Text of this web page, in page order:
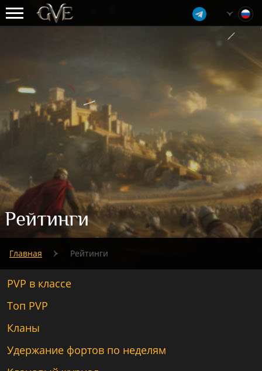
Рейтинги
Главная Рейтинги
PVP в классе
Топ PVP
Кланы
Удержание фортов по неделям